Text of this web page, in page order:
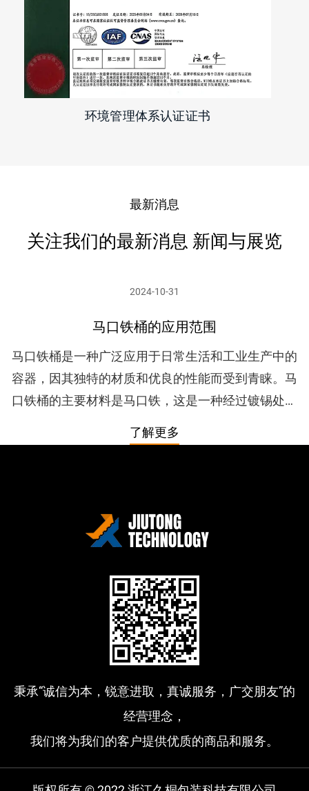
理体系认证证书
最新消息
关注我们的最新消息 新闻与展览
2024-10-31
马口铁桶的应用范围
马口铁桶是一种广泛应用于日常生活和工业生产中的
容器，因其独特的材质和优良的性能而受到青睐。马
口铁桶的主要材料是马口铁，这是一种经过镀锡处理
外观通常光滑且具...
了解更多
秉承“诚信为本，锐意进取，真诚服务，广交朋友”的
经营理念，
我们将为我们的客户提供优质的商品和服务。